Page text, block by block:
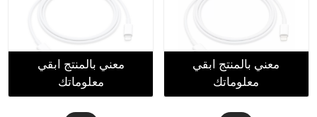
معني بالمنتج ابقي
معلوماتك
معني بالمنتج ابقي
معلوماتك